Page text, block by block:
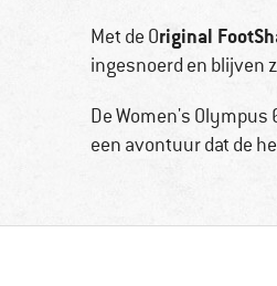
Met de Original
ingesnoerd en blijven
De Women's Olympus
een avontuur dat de